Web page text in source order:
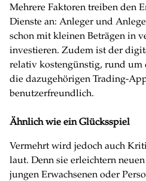
Mehrere Faktoren treiben den
Dienste an: Anleger und
schon mit kleinen Beträgen in
investieren. Zudem ist der
relativ kostengünstig, rund um
die dazugehörigen Trading-
benutzerfreundlich.
Ähnlich wie ein Glücksspiel
Vermehrt wird jedoch auch
laut. Denn sie erleichtern
jungen Erwachsenen oder